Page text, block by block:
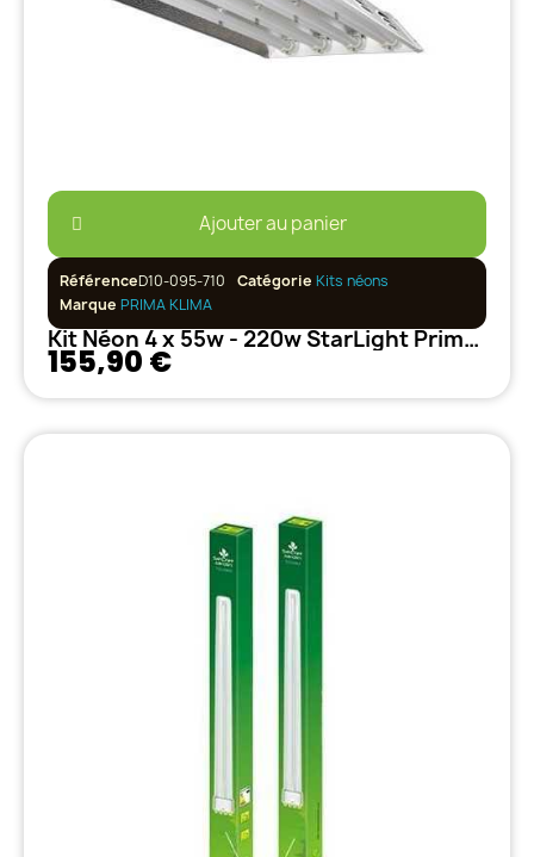
Ajouter au panier
RéférenceD10-095-710 Catégorie Kits néons
Marque PRIMA KLIMA
Kit Néon 4 x 55w - 220w StarLight PrimaKlima
155,90 €